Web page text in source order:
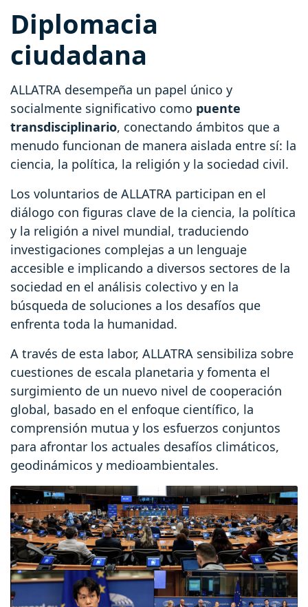
Diplomacia
ciudadana
ALLATRA desempeña un papel único y
socialmente significativo como puente
transdisciplinario, conectando ámbitos que a
menudo funcionan de manera aislada entre sí: la
ciencia, la política, la religión y la sociedad civil.
Los voluntarios de ALLATRA participan en el
diálogo con figuras clave de la ciencia, la política
y la religión a nivel mundial, traduciendo
investigaciones complejas a un lenguaje
accesible e implicando a diversos sectores de la
sociedad en el análisis colectivo y en la
búsqueda de soluciones a los desafíos que
enfrenta toda la humanidad.
A través de esta labor, ALLATRA sensibiliza sobre
cuestiones de escala planetaria y fomenta el
surgimiento de un nuevo nivel de cooperación
global, basado en el enfoque científico, la
comprensión mutua y los esfuerzos conjuntos
para afrontar los actuales desafíos climáticos,
geodinámicos y medioambientales.